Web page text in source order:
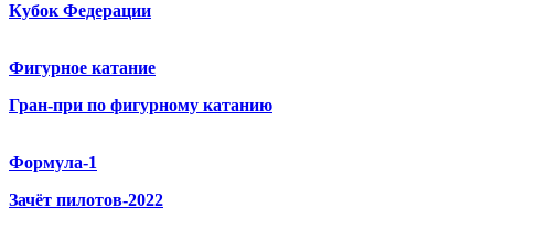
Кубок Федерации
Фигурное катание
Гран-при по фигурному катанию
Формула-1
Зачёт пилотов-2022